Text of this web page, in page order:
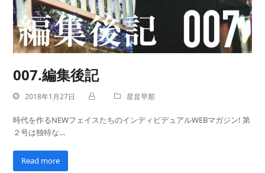
007.編集後記
2018年1月27日 星音早那
時代を作るNEWフェイスたちのインディビデュアルWEBマガジン! 第
２号は独特な…
Read more